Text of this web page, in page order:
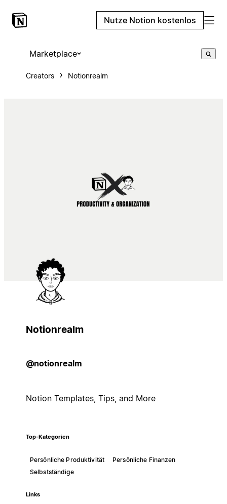
Nutze Notion kostenlos
Marketplace
Creators Notionrealm
Notionrealm
@notionrealm
Notion Templates, Tips, and More
Top-Kategorien
Persönliche Produktivität
Persönliche Finanzen
Selbstständige
Links